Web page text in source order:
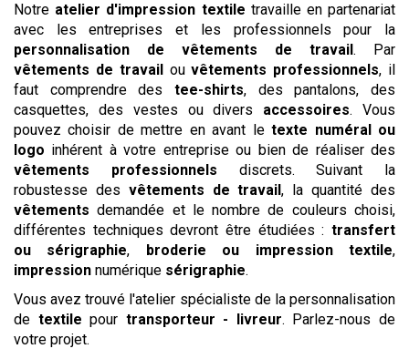
Notre atelier d'impression textile travaille en partenariat
avec les entreprises et les professionnels pour la
personnalisation de vêtements de travail . Par
vêtements de travail ouvêtements professionnels, il
faut comprendre des tee-shirts, des pantalons, des
casquettes, des vestes ou divers accessoires. Vous
pouvez choisir de mettre en avant letexte numéral ou
logo inhérent à votre entreprise ou bien de réaliser des
vêtements professionnels discrets. Suivant la
robustesse des vêtements de travail, la quantité des
vêtements demandée et le nombre de couleurs choisi,
différentes techniques devront être étudiées : transfert
ou sérigraphie, broderie ou impression textile,
impression numérique sérigraphie.
Vous avez trouvé l'atelier spécialiste de la personnalisation
de textile pour transporteur - livreur. Parlez-nous de
votre projet.